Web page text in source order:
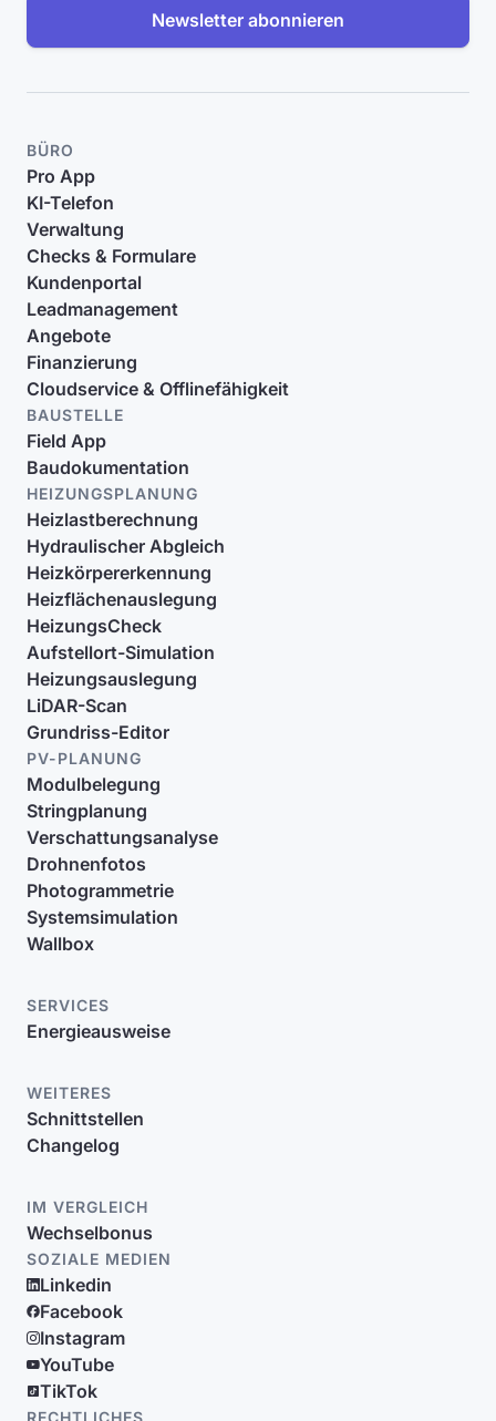
Newsletter abonnieren
BÜRO
Pro App
KI-Telefon
Verwaltung
Checks & Formulare
Kundenportal
Leadmanagement
Angebote
Finanzierung
Cloudservice & Offlinefähigkeit
BAUSTELLE
Field App
Baudokumentation
HEIZUNGSPLANUNG
Heizlastberechnung
Hydraulischer Abgleich
Heizkörpererkennung
Heizflächenauslegung
HeizungsCheck
Aufstellort-Simulation
Heizungsauslegung
LiDAR-Scan
Grundriss-Editor
PV-PLANUNG
Modulbelegung
Stringplanung
Verschattungsanalyse
Drohnenfotos
Photogrammetrie
Systemsimulation
Wallbox
SERVICES
Energieausweise
WEITERES
Schnittstellen
Changelog
IM VERGLEICH
Wechselbonus
SOZIALE MEDIEN
Linkedin
Facebook
Instagram
YouTube
TikTok
RECHTLICHES